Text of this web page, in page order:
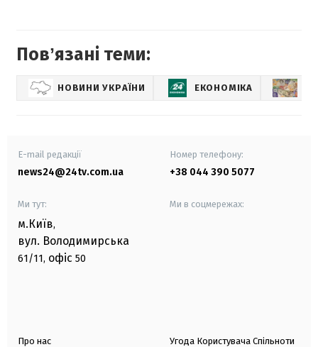
Повʼязані теми:
НОВИНИ УКРАЇНИ ЕКОНОМІКА
E-mail редакції
news24@24tv.com.ua
Номер телефону:
+38 044 390 5077
Ми тут:
м.Київ,
вул. Володимирська
61/11, офіс 50
Ми в соцмережах:
Про нас Угода Користувача Спільноти